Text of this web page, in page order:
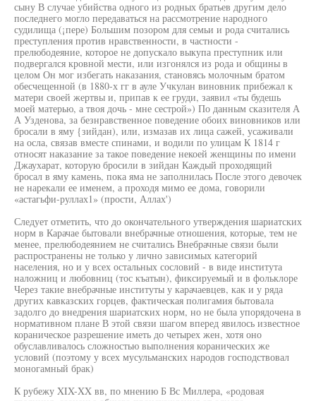
сыну В случае убийства одного из родных братьев другим дело
последнего могло передаваться на рассмотрение народного
судилища (¡пере) Большим позором для семьи и рода считались
преступления против нравственности, в частности -
прелюбодеяние, которое не допускало выкупа преступник или
подвергался кровной мести, или изгонялся из рода и общины в
целом Он мог избегать наказания, становясь молочным братом
обесчещенной (в 1880-х гг в ауле Учкулан виновник прибежал к
матери своей жертвы и, припав к ее груди, заявил «ты будешь
моей матерью, а твоя дочь - мне сестрой») По данным сказителя А
А Узденова, за безнравственное поведение обоих виновников или
бросали в яму {зийдан), или, измазав их лица сажей, усаживали
на осла, связав вместе спинами, и водили по улицам К 1814 г
относят наказание за такое поведение некоей женщины по имени
Джаухарат, которую бросили в зийдан Каждый проходящий
бросал в яму камень, пока яма не заполнилась После этого девочек
не нарекали ее именем, а проходя мимо ее дома, говорили
«астагьфи-руллах1» (прости, Аллах')
Следует отметить, что до окончательного утверждения шариатских
норм в Карачае бытовали внебрачные отношения, которые, тем не
менее, прелюбодеянием не считались Внебрачные связи были
распространены не только у лично зависимых категорий
населения, но и у всех остальных сословий - в виде института
наложниц и любовниц (тос къатын), фиксируемый и в фольклоре
Через такие внебрачные институты у карачаевцев, как и у ряда
других кавказских горцев, фактическая полигамия бытовала
задолго до внедрения шариатских норм, но не была упорядочена в
нормативном плане В этой связи шагом вперед явилось известное
кораническое разрешение иметь до четырех жен, хотя оно
обуславливалось сложностью выполнения коранических же
условий (поэтому у всех мусульманских народов господствовал
моногамный брак)
К рубежу XIX-XX вв, по мнению Б Вс Миллера, «родовая